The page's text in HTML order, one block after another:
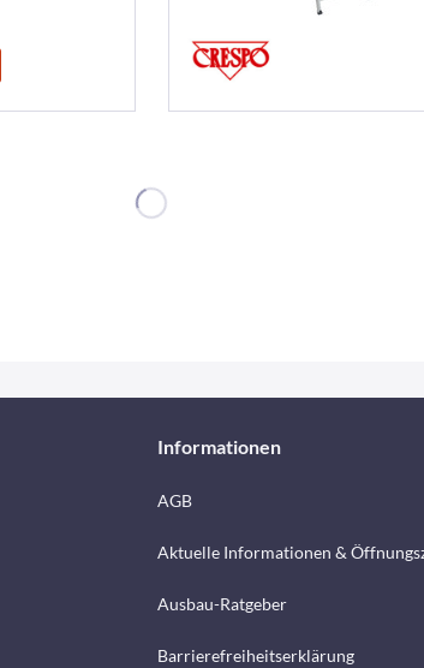
Informationen
AGB
Aktuelle Informationen &
Ausbau-Ratgeber
Barrierefreiheitserklärung